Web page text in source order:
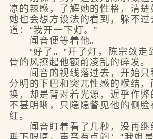
凉的辣感，了解她的性格，清
她也会想方设法的看到，躲不过
道：“我开一下灯。”
闻音便等着他。
“好了。”开了灯，陈宗敛走
骨的风撩起他额前凌乱的碎发。
闻音的视线落过去，开始只
分明的下巴和突兀性感的喉结，
换，却是背对着光源，近乎作弊
不甚明晰，只隐隐瞥见他的侧脸
红。
闻音盯着看了几秒，没再继